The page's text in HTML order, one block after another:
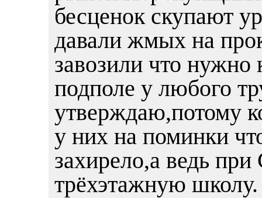
бесценок скупают
давали жмых на
завозили что нужно
подполе у любого
утверждаю,потому
у них на поминки
захирело,а ведь
трёхэтажную школу.